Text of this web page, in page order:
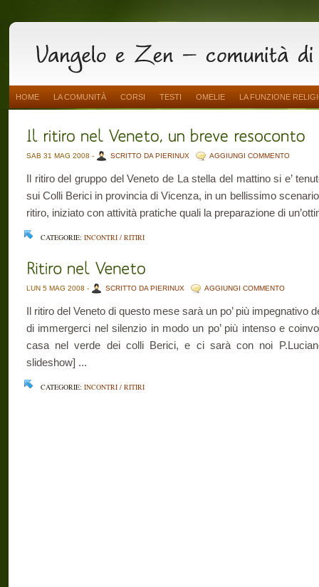
HOME LA COMUNITÀ CORSI TESTI OMELIE LA FUNZIONE
SAB 31 MAG 2008 - SCRITTO DA PIERINUX AGGIUNGI COMMENTO
Il ritiro del gruppo del Veneto de La stella del mattino si e’
sui Colli Berici in provincia di Vicenza, in un bellissimo
ritiro, iniziato con attività pratiche quali la preparazione di
CATEGORIE: INCONTRI / RITIRI
LUN 5 MAG 2008 - SCRITTO DA PIERINUX AGGIUNGI COMMENTO
Il ritiro del Veneto di questo mese sarà un po’ più impegnativo
di immergerci nel silenzio in modo un po’ più intenso e
casa nel verde dei colli Berici, e ci sarà con noi
slideshow] ...
CATEGORIE: INCONTRI / RITIRI